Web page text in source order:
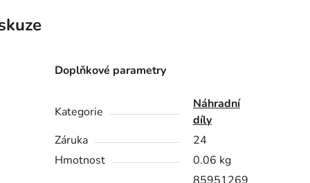
Doplňkové parametry
Kategorie
Náhradní
díly
Záruka
24
Hmotnost
0.06 kg